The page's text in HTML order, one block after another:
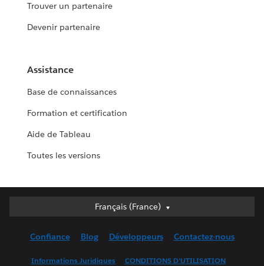
Trouver un partenaire
Devenir partenaire
Assistance
Base de connaissances
Formation et certification
Aide de Tableau
Toutes les versions
Français (France)
Français (France)
English (UK)
Confiance Blog Développeurs Contactez-nous
Informations Juridiques CONDITIONS D'UTILISATION